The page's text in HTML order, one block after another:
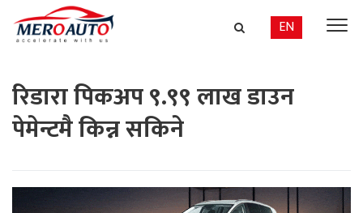
EN
रिडारा पिकअप ९.९९ लाख डाउन
पेमेन्टमै किन्न सकिने